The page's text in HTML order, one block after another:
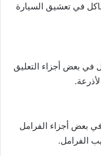
في تعشيق السيارة
في بعض أجزاء التعليق
بعض أجزاء الفرامل
الفرامل.